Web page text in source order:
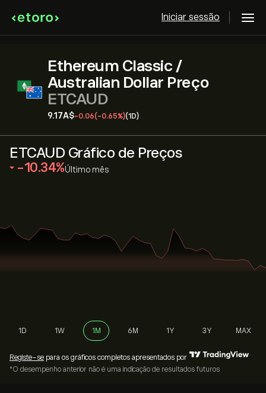
Iniciar sessão
Ethereum Classic /
Australian Dollar Preço
ETCAUD
9.17‎A$‎-0.06(-0.65%)(1D)
ETCAUD Gráfico de Preços
‎-10.34‎ Último mês
1D 1W 1M 6M 1Y 3Y MAX
Registe-se para os gráficos completos apresentados por
*O desempenho anterior não é uma indicação de resultados futuros